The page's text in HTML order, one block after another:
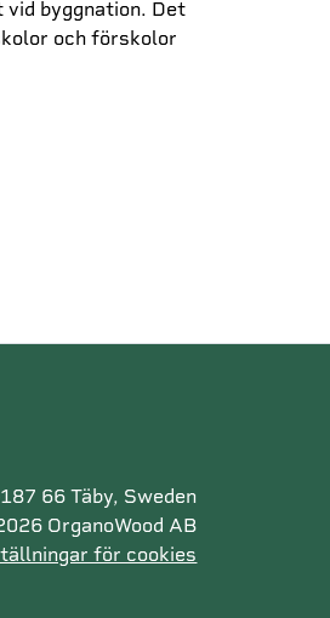
byggnation. Det
och förskolor
66 Täby, Sweden
OrganoWood AB
för cookies